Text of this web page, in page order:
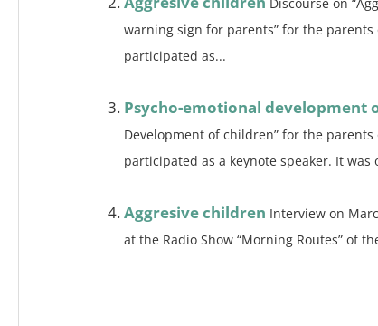
warning sign for parents” for the
participated as...
Psycho-emotional development
Development of children” for the
participated as a keynote speaker. It was
Aggresive children Interview on
at the Radio Show “Morning Routes” of